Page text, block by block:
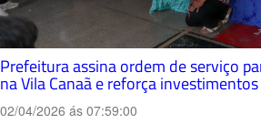
Prefeitura assina ordem de serviço
na Vila Canaã e reforça
02/04/2026 ás 07:59:00